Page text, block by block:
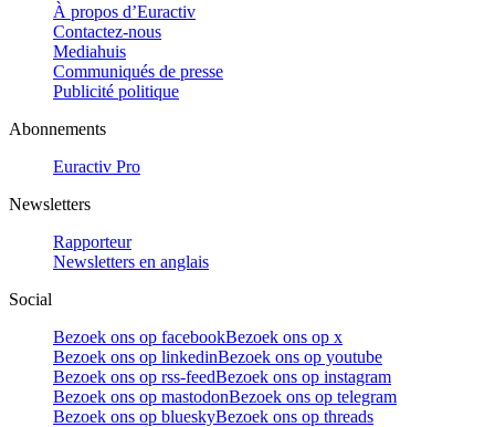
À propos d’Euractiv
Contactez-nous
Mediahuis
Communiqués de presse
Publicité politique
Abonnements
Euractiv Pro
Newsletters
Rapporteur
Newsletters en anglais
Social
Bezoek ons op facebookBezoek ons op x
Bezoek ons op linkedinBezoek ons op youtube
Bezoek ons op rss-feedBezoek ons op instagram
Bezoek ons op mastodonBezoek ons op telegram
Bezoek ons op blueskyBezoek ons op threads